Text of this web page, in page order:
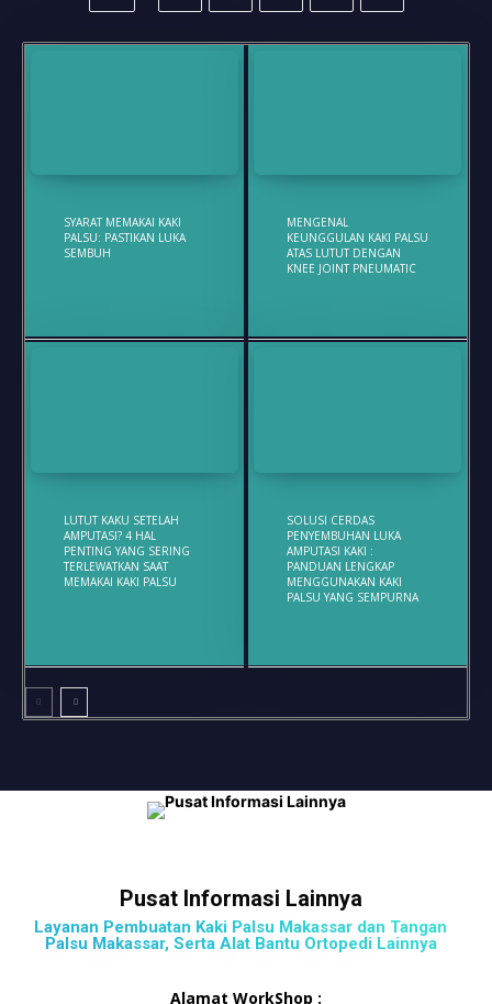
SYARAT MEMAKAI KAKI
PALSU: PASTIKAN LUKA
SEMBUH
MENGENAL
KEUNGGULAN KAKI PALSU
ATAS LUTUT DENGAN
KNEE JOINT PNEUMATIC
LUTUT KAKU SETELAH
AMPUTASI? 4 HAL
PENTING YANG SERING
TERLEWATKAN SAAT
MEMAKAI KAKI PALSU
SOLUSI CERDAS
PENYEMBUHAN LUKA
AMPUTASI KAKI :
PANDUAN LENGKAP
MENGGUNAKAN KAKI
PALSU YANG SEMPURNA
Pusat Informasi Lainnya
Layanan Pembuatan Kaki Palsu Makassar dan Tangan
Palsu Makassar, Serta Alat Bantu Ortopedi Lainnya
Alamat WorkShop :